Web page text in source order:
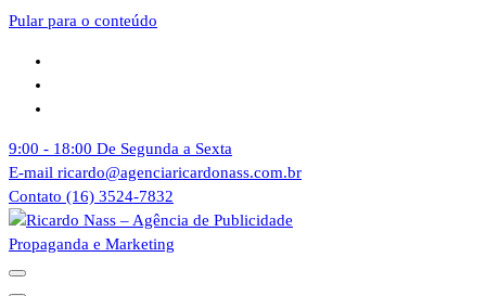
Pular para o conteúdo
9:00 - 18:00 De Segunda a Sexta
E-mail ricardo@agenciaricardonass.com.br
Contato (16) 3524-7832